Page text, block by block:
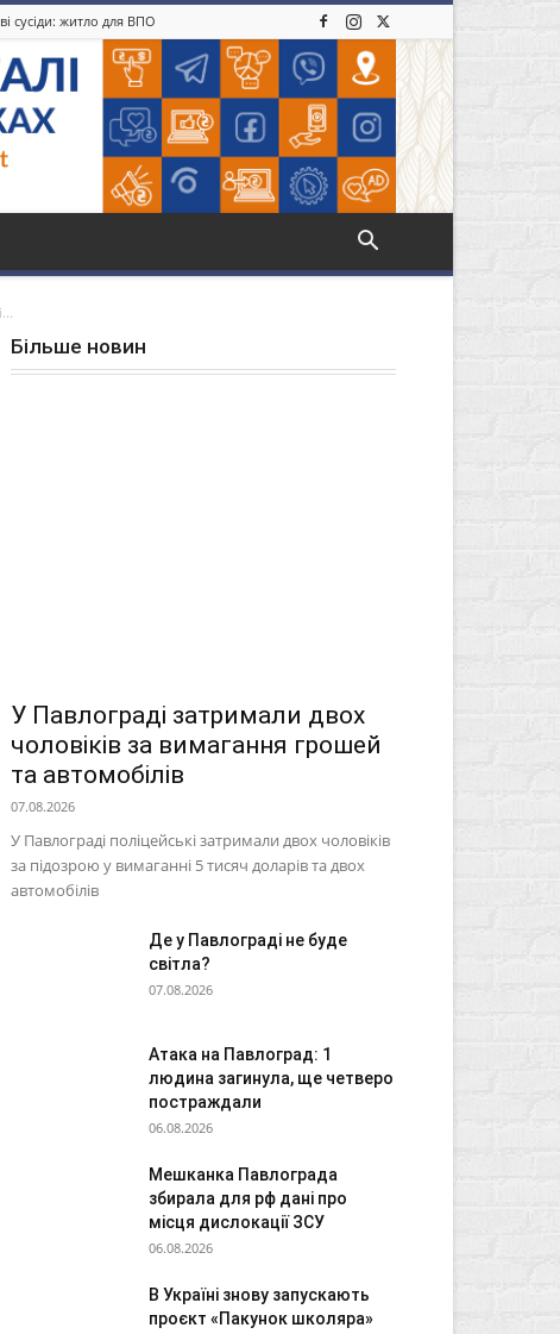
сусіди: житло для ВПО
Більше новин
У Павлограді затримали двох
чоловіків за вимагання грошей
та автомобілів
07.08.2026
У Павлограді поліцейські затримали двох чоловіків
за підозрою у вимаганні 5 тисяч доларів та двох
автомобілів
Де у Павлограді не буде
світла?
07.08.2026
Атака на Павлоград: 1
людина загинула, ще четверо
постраждали
06.08.2026
Мешканка Павлограда
збирала для рф дані про
місця дислокації ЗСУ
06.08.2026
В Україні знову запускають
проєкт «Пакунок школяра»